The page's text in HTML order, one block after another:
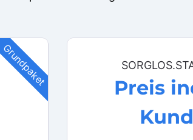
Grundpaket
Preis